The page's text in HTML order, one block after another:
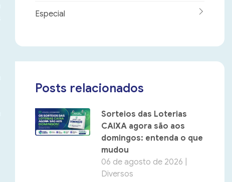
Especial
Posts relacionados
Sorteios das Loterias
CAIXA agora são aos
domingos: entenda o que
mudou
06 de agosto de 2026 |
Diversos